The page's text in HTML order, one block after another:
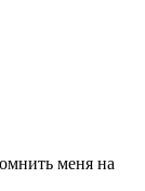
меня на